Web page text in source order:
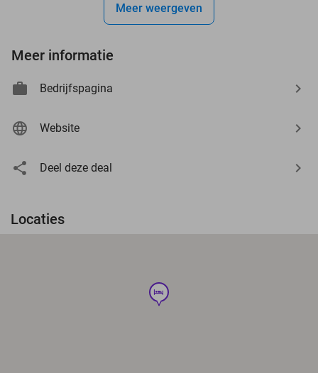
Meer weergeven
Meer informatie
Bedrijfspagina
Website
Deel deze deal
Locaties
hotel